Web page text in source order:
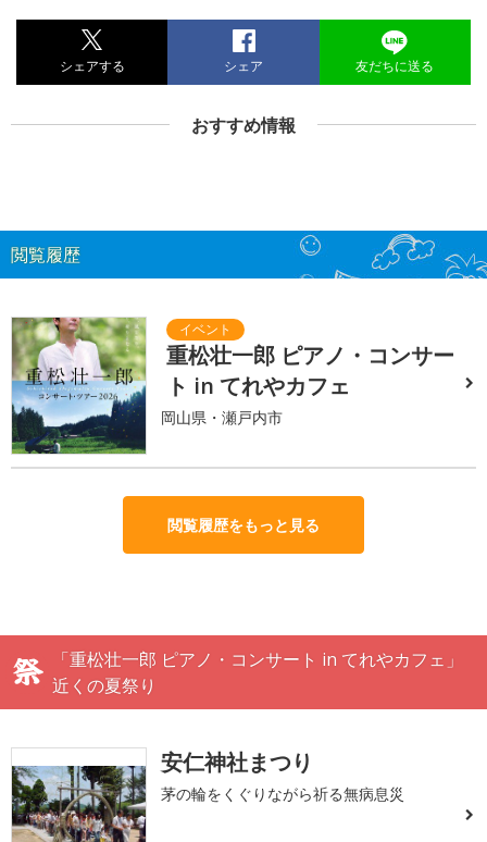
シェアする シェア 友だちに送る
おすすめ情報
閲覧履歴
重松壮一郎 ピアノ・コンサー
ト in てれやカフェ
岡山県・瀬戸内市
閲覧履歴をもっと見る
「重松壮一郎 ピアノ・コンサート in てれやカフェ」
近くの夏祭り
安仁神社まつり
茅の輪をくぐりながら祈る無病息災